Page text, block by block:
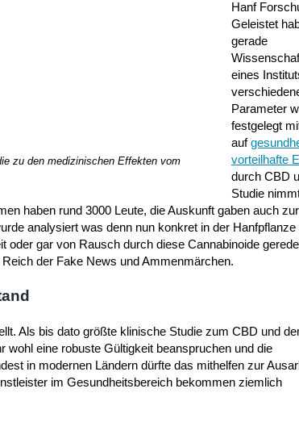
zu den medizinischen Effekten vom
Hanf
Geleistet
gerade
eines
Parameter
festgelegt
auf
vorteilhafte
durch CBD
Studie
haben rund 3000 Leute, die Auskunft gaben auch zur
analysiert was denn nun konkret in der
gar von Rausch durch diese Cannabinoide
der Fake News und Ammenmärchen.
Als bis dato größte klinische Studie zum CBD und
eine robuste Gültigkeit beanspruchen und die
in modernen Ländern dürfte das mithelfen zur
im Gesundheitsbereich bekommen ziemlich